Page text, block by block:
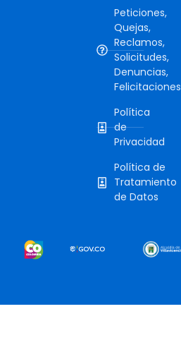
Peticiones,
Quejas,
Reclamos,
Solicitudes,
Denuncias,
Felicitaciones
Política
de
Privacidad
Política de
Tratamiento
de Datos